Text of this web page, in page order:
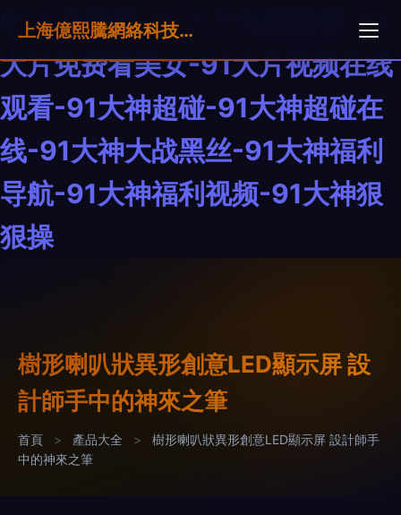
91大片国产-91大片免费观看-91
大片免费看美女-91大片视频在线
观看-91大神超碰-91大神超碰在
线-91大神大战黑丝-91大神福利
导航-91大神福利视频-91大神狠
狠操
上海億熙騰網絡科技有限公司
樹形喇叭狀異形創意LED顯示屏 設
計師手中的神來之筆
首頁 > 產品大全 >
樹形喇叭狀異形創意LED顯示屏 設計師手
中的神來之筆